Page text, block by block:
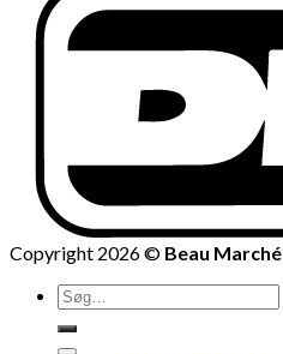
Copyright 2026 © Beau Marché
Søg
efter: